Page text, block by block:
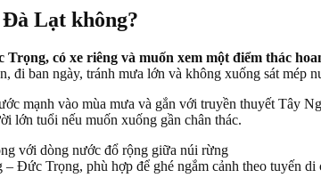
Lạt không?
có xe riêng và muốn xem một điểm thác
đi ban ngày, tránh mưa lớn và không xuống sát mép
mạnh vào mùa mưa và gắn với truyền thuyết Tây
lớn tuổi nếu muốn xuống gần chân thác.
Đức Trọng, phù hợp để ghé ngắm cảnh theo tuyến